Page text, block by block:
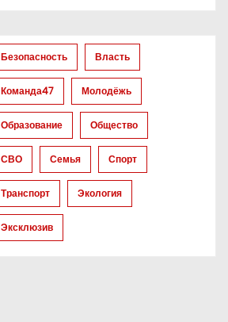
Безопасность Власть
Команда47 Молодёжь
Образование Общество
СВО Семья Спорт
Транспорт Экология
Эксклюзив